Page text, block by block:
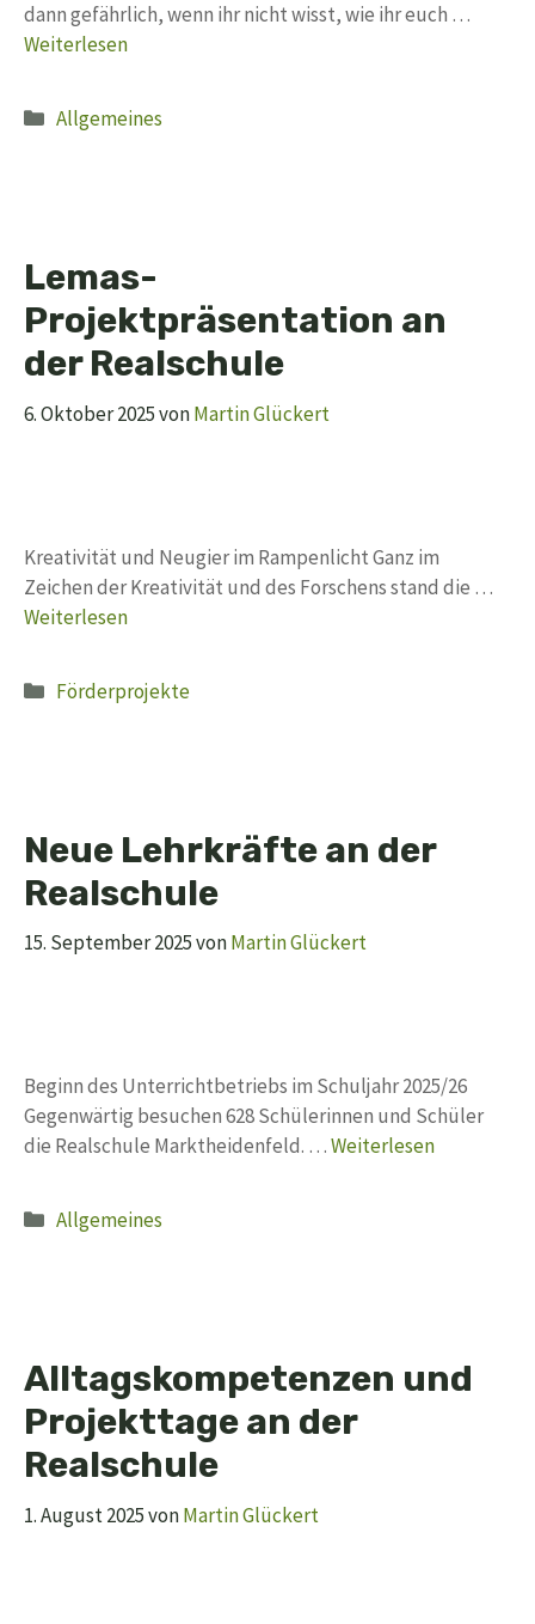
dann gefährlich, wenn ihr nicht wisst, wie ihr euch …
Weiterlesen
Kategorien
Allgemeines
Lemas-
Projektpräsentation an
der Realschule
6. Oktober 2025vonMartin Glückert
Kreativität und Neugier im Rampenlicht Ganz im
Zeichen der Kreativität und des Forschens stand die …
Weiterlesen
Kategorien
Förderprojekte
Neue Lehrkräfte an der
Realschule
15. September 2025vonMartin Glückert
Beginn des Unterrichtbetriebs im Schuljahr 2025/26
Gegenwärtig besuchen 628 Schülerinnen und Schüler
die Realschule Marktheidenfeld. …Weiterlesen
Kategorien
Allgemeines
Alltagskompetenzen und
Projekttage an der
Realschule
1. August 2025vonMartin Glückert